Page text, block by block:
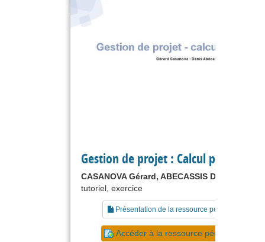
Gestion de projet : Calcul
CASANOVA Gérard, ABECASSIS Denis
tutoriel, exercice
Présentation de la ressource pédagogique
Accéder à la ressource pédagogique